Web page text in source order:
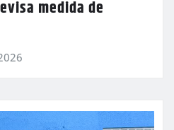
medida de